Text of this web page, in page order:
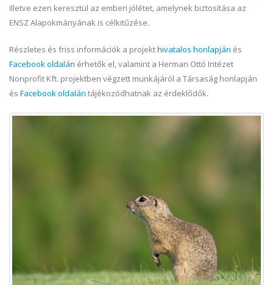
illetve ezen keresztül az emberi jólétet, amelynek biztosítása az
ENSZ Alapokmányának is célkitűzése.
Részletes és friss információk a projekthivatalos honlapján és
Facebook oldalán érhetők el, valamint a Herman Ottó Intézet
Nonprofit Kft. projektben végzett munkájáról a Társaság honlapján
és Facebook oldalán tájékozódhatnak az érdeklődők.